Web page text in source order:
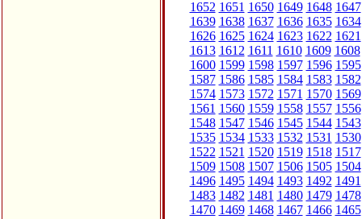
1652 1651 1650 1649 1648 1647
1639 1638 1637 1636 1635 1634
1626 1625 1624 1623 1622 1621
1613 1612 1611 1610 1609 1608
1600 1599 1598 1597 1596 1595
1587 1586 1585 1584 1583 1582
1574 1573 1572 1571 1570 1569
1561 1560 1559 1558 1557 1556
1548 1547 1546 1545 1544 1543
1535 1534 1533 1532 1531 1530
1522 1521 1520 1519 1518 1517
1509 1508 1507 1506 1505 1504
1496 1495 1494 1493 1492 1491
1483 1482 1481 1480 1479 1478
1470 1469 1468 1467 1466 1465